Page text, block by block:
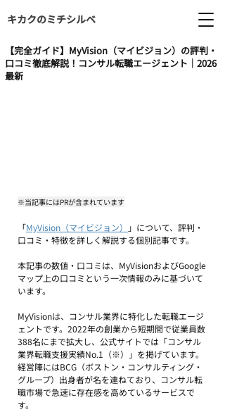
キカクのミチシルベ
【完全ガイド】MyVision（マイビジョン）の評判・
口コミ徹底解説！コンサル転職エージェント｜2026
最新
※当記事にはPRが含まれています
「MyVision（マイビジョン）
」について、評判・
口コミ・特徴を詳しく解説する個別記事です。
本記事の数値・口コミは、MyVisionおよびGoogle
マップ上の口コミという一次情報のみに基づいて
います。
MyVisionは、コンサル業界に特化した転職エージ
ェントです。2022年の創業から短期間で従業員数
388名にまで拡大し、公式サイトでは「コンサル
業界転職支援実績No.1（※）」を掲げています。
経営陣にはBCG（ボストン・コンサルティング・
グループ）出身者が名を連ねており、コンサル転
職市場で急速に存在感を高めているサービスで
す。